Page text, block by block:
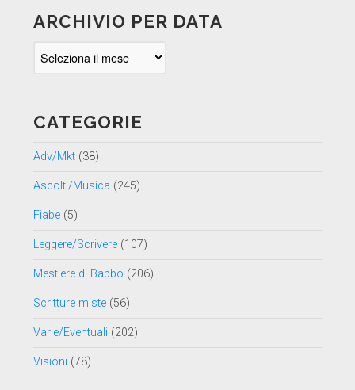
ARCHIVIO PER DATA
CATEGORIE
Adv/Mkt(38)
Ascolti/Musica (245)
Fiabe(5)
Leggere/Scrivere(107)
Mestiere di Babbo (206)
Scritture miste(56)
Varie/Eventuali (202)
Visioni (78)